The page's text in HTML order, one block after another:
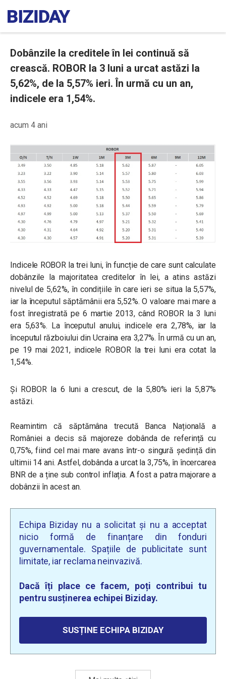
Dobânzile la creditele în lei continuă să
crească. ROBOR la 3 luni a urcat astăzi la
5,62%, de la 5,57% ieri. În urmă cu un an,
indicele era 1,54%.
acum 4 ani
Indicele ROBOR la trei luni, în funcție de care sunt calculate
dobânzile la majoritatea creditelor în lei, a atins astăzi
nivelul de 5,62%, în condițiile în care ieri se situa la 5,57%,
iar la începutul săptămânii era 5,52%.O valoare mai mare a
fost înregistrată pe 6 martie 2013, când ROBOR la 3 luni
era 5,63%. La începutul anului, indicele era 2,78%, iar la
începutul războiului din Ucraina era 3,27%. În urmă cu un an,
pe 19 mai 2021, indicele ROBOR la trei luni era cotat la
1,54%.
Și ROBOR la 6 luni a crescut, de la 5,80% ieri la 5,87%
astăzi.
Reamintim că săptămâna trecută
Banca Națională a
României a decis să majoreze dobânda de referință cu
0,75%, fiind cel mai mare avans într-o singură ședință din
ultimii 14 ani. Astfel, dobânda a urcat la 3,75%, în încercarea
BNR de a ține sub control inflația. A fost a patra majorare a
dobânzii în acest an.
Echipa Biziday nu a solicitat și nu a acceptat
nicio formă de finanțare din fonduri
guvernamentale. Spațiile de publicitate sunt
limitate, iar reclama neinvazivă.
Dacă îți place ce facem, poți contribui tu
pentru susținerea echipei Biziday.
SUSȚINE ECHIPA BIZIDAY